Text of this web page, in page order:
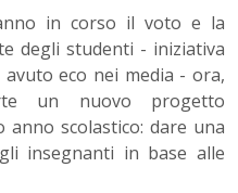
in corso il voto e la
degli studenti - iniziativa
eco nei media - ora,
un nuovo progetto
scolastico: dare una
insegnanti in base alle